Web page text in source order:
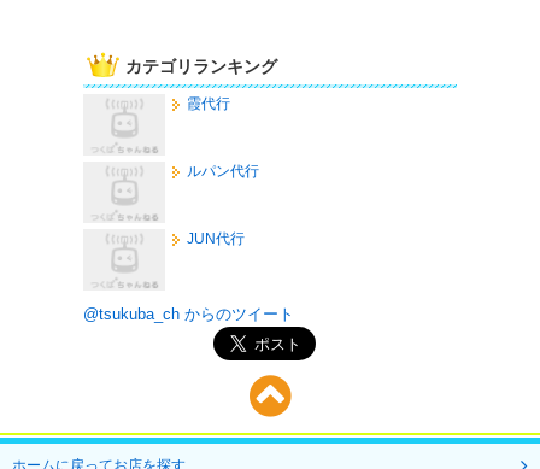
カテゴリランキング
霞代行
ルパン代行
JUN代行
@tsukuba_ch からのツイート
ホームに戻ってお店を探す